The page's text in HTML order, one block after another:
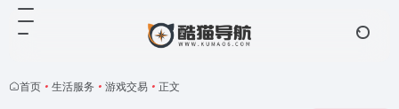
首页 • 生活服务 • 游戏交易 • 正文